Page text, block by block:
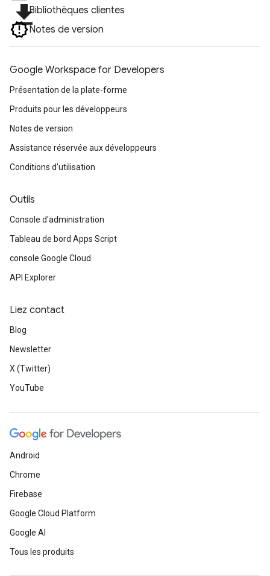
file_downloadBibliothèques clientes
Notes de version
Google Workspace for Developers
Présentation de la plate-forme
Produits pour les développeurs
Notes de version
Assistance réservée aux développeurs
Conditions d'utilisation
Outils
Console d'administration
Tableau de bord Apps Script
console Google Cloud
API Explorer
Liez contact
Blog
Newsletter
X (Twitter)
YouTube
Android
Chrome
Firebase
Google Cloud Platform
Google AI
Tous les produits